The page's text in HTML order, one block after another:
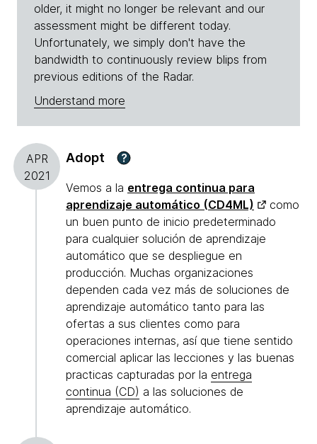
older, it might no longer be relevant and our
assessment might be different today.
Unfortunately, we simply don't have the
bandwidth to continuously review blips from
previous editions of the Radar.
Understand more
APR
2021
Adopt ?
Vemos a la entrega continua para
aprendizaje automático (CD4ML)
como
un buen punto de inicio predeterminado
para cualquier solución de aprendizaje
automático que se despliegue en
producción. Muchas organizaciones
dependen cada vez más de soluciones de
aprendizaje automático tanto para las
ofertas a sus clientes como para
operaciones internas, así que tiene sentido
comercial aplicar las lecciones y las buenas
practicas capturadas por la entrega
continua (CD) a las soluciones de
aprendizaje automático.